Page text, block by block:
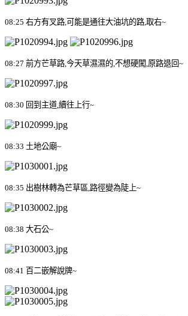
08:25 右方有叉路 可能是通往大油坑的路 取右~
08:27 前方芒草路 今天草濕濕的 不想硬闖 原路退回 ~
08:30 回到主道 續往上行~
08:33 土地公廟~
08:35 出樹林轉為芒草區 路徑變為陡上~
08:38 大石公~
08:41 百二嵌解說牌~